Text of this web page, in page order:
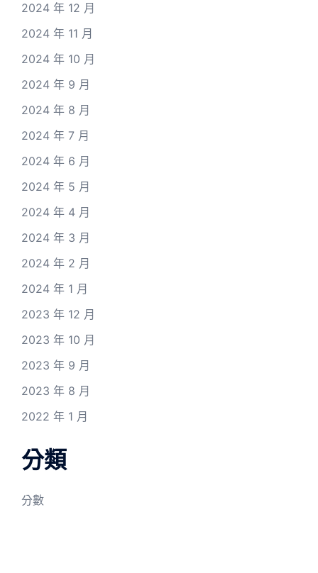
2024 年 12 月
2024 年 11 月
2024 年 10 月
2024 年 9 月
2024 年 8 月
2024 年 7 月
2024 年 6 月
2024 年 5 月
2024 年 4 月
2024 年 3 月
2024 年 2 月
2024 年 1 月
2023 年 12 月
2023 年 10 月
2023 年 9 月
2023 年 8 月
2022 年 1 月
分類
分數